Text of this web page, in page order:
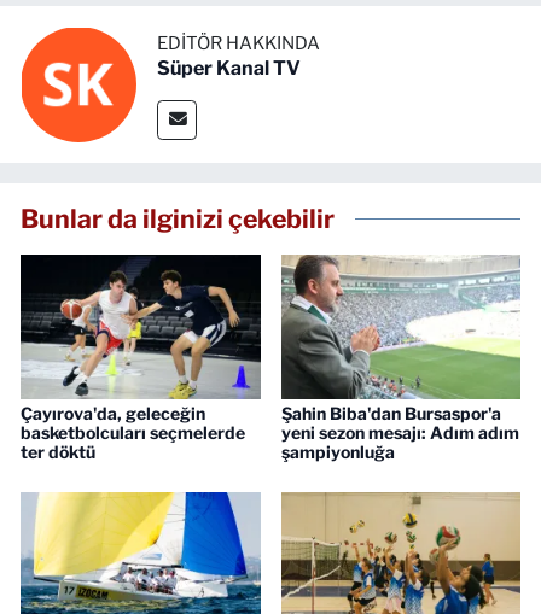
EDITÖR HAKKINDA
Süper Kanal TV
Bunlar da ilginizi çekebilir
Çayırova'da, geleceğin
basketbolcuları seçmelerde
ter döktü
Şahin Biba'dan Bursaspor'a
yeni sezon mesajı: Adım adım
şampiyonluğa